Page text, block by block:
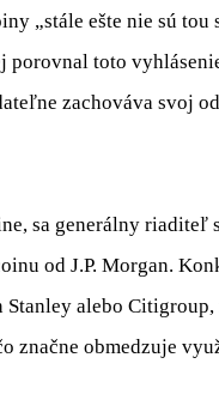
„stále ešte nie sú tou
porovnal toto
zachováva svoj
sa generálny riaditeľ
od J.P. Morgan.
alebo
značne obmedzuje